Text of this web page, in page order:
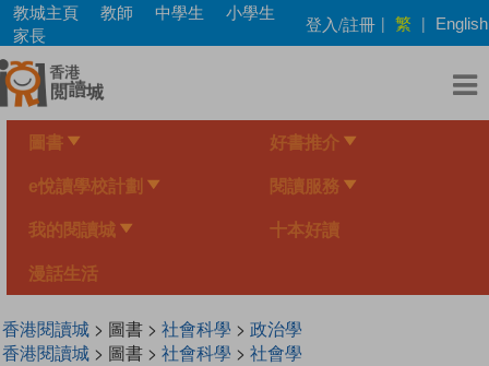
Skip
main
content
教城主頁 教師 中學生
小學生
家長
登入/註冊 | 繁 | English
圖書 好書推介
e悅讀學校計劃 閱讀服務
我的閱讀城 十本好讀
漫話生活
香港閱讀城> 圖書 > 社會科學 > 政治學
香港閱讀城> 圖書 > 社會科學 > 社會學